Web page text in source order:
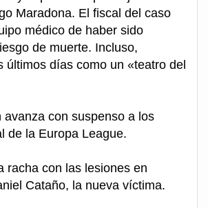
Maradona. El fiscal del caso
médico de haber sido
de muerte. Incluso,
últimos días como un «teatro del
avanza con suspenso a los
de la Europa League.
racha con las lesiones en
Cataño, la nueva víctima.